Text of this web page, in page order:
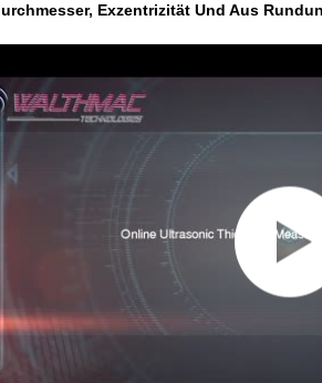
Exzentrizität Und Aus